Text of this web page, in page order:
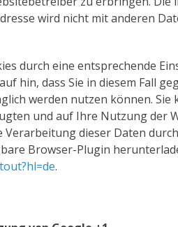
wird nicht mit anderen
durch eine entsprechende
hin, dass Sie in diesem Fall
werden nutzen können. Sie
und auf Ihre Nutzung der
Verarbeitung dieser Daten
Browser-Plugin
.